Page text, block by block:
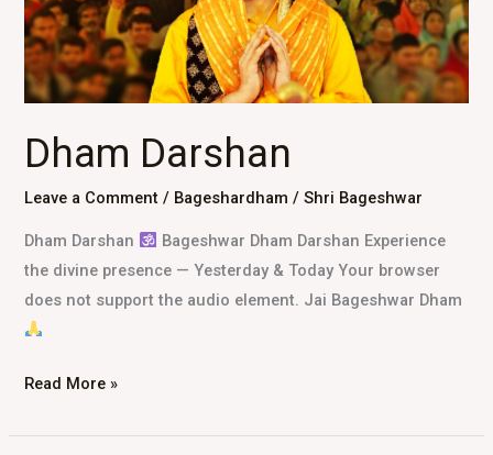
Dham Darshan
Leave a Comment / Bageshardham /Shri Bageshwar
Dham Darshan
Bageshwar Dham Darshan Experience
the divine presence — Yesterday & Today Your browser
does not support the audio element. Jai Bageshwar Dham
Read More »